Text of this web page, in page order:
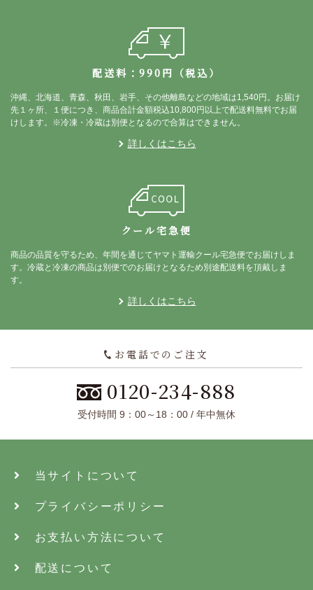
配送料：990円（税込）
沖縄、北海道、青森、秋田、岩手、その他離島などの地域は1,540円。お届け
先１ヶ所、１便につき、商品合計金額税込10,800円以上で配送料無料でお届
けします。※冷凍・冷蔵は別便となるので合算はできません。
詳しくはこちら
クール宅急便
商品の品質を守るため、年間を通じてヤマト運輸クール宅急便でお届けしま
す。冷蔵と冷凍の商品は別便でのお届けとなるため別途配送料を頂戴しま
す。
詳しくはこちら
お電話でのご注文
0120-234-888
受付時間 9：00～18：00 / 年中無休
当サイトについて
プライバシーポリシー
お支払い方法について
配送について